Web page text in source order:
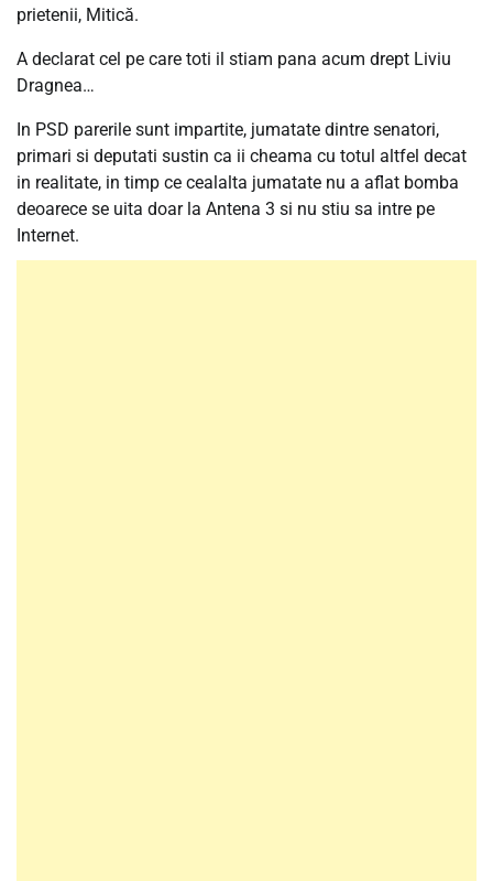
prietenii, Mitică.
A declarat cel pe care toti il stiam pana acum drept Liviu
Dragnea…
In PSD parerile sunt impartite, jumatate dintre senatori,
primari si deputati sustin ca ii cheama cu totul altfel decat
in realitate, in timp ce cealalta jumatate nu a aflat bomba
deoarece se uita doar la Antena 3 si nu stiu sa intre pe
Internet.